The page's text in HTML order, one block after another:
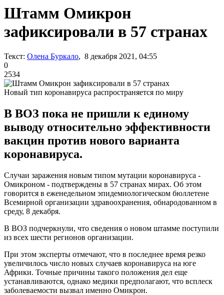
Штамм Омикрон
зафиксировали в 57 странах
Текст: Олена Буркало, 8 декабря 2021, 04:55
0
2534
Новый тип коронавируса распространяется по миру
В ВОЗ пока не пришли к единому
выводу относительно эффективности
вакцин против нового варианта
коронавируса.
Случаи заражения новым типом мутации коронавируса -
Омикроном - подтверждены в 57 странах мирах. Об этом
говорится в еженедельном эпидемиологическом бюллетене
Всемирной организации здравоохранения, обнародованном в
среду, 8 декабря.
В ВОЗ подчеркнули, что сведения о новом штамме поступили
из всех шести регионов организации.
При этом эксперты отмечают, что в последнее время резко
увеличилось число новых случаев коронавируса на юге
Африки. Точные причины такого положения дел еще
устанавливаются, однако медики предполагают, что всплеск
заболеваемости вызвал именно Омикрон.